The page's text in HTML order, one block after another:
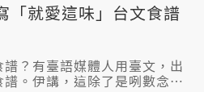
「就愛這味」台文食譜
？有臺語媒體人用臺文，出
。伊講，這除了是咧數念伊